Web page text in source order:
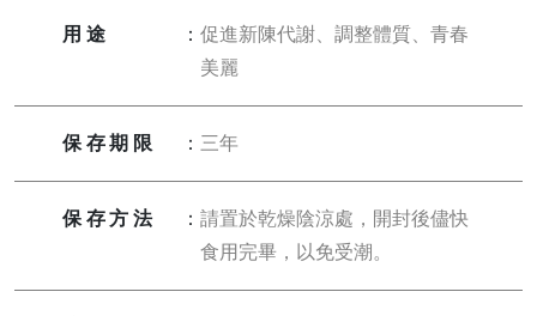
用途 ：促進新陳代謝、調整體質、青春
美麗
保存期限 ： 三年
保存方法 ：請置於乾燥陰涼處，開封後儘快
食用完畢，以免受潮。